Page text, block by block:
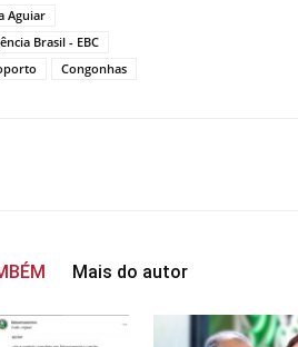
Aguiar
Brasil - EBC
Congonhas
Mais do autor